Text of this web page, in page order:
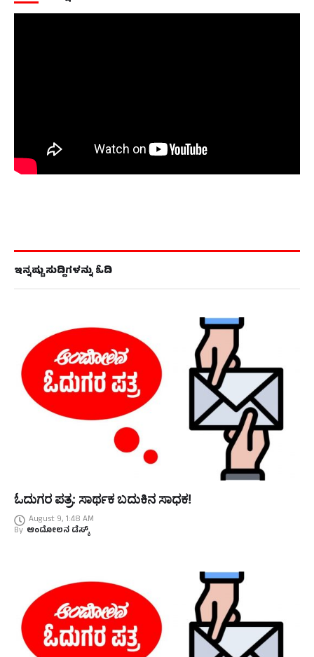
ಇನ್ನಷ್ಟು ಸುದ್ದಿಗಳನ್ನು ಓದಿ
ಓದುಗರ ಪತ್ರ: ಸಾರ್ಥಕ ಬದುಕಿನ ಸಾಧಕ!
August 9, 1:48 AM
By ಆಂದೋಲನ ಡೆಸ್ಕ್